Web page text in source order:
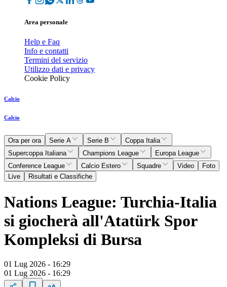
Area personale
Help e Faq
Info e contatti
Termini del servizio
Utilizzo dati e privacy
Cookie Policy
Calcio
Calcio
Ora per ora Serie A Serie B
Coppa Italia
Supercoppa Italiana
Champions League
Europa League
Conference League
Calcio Estero Squadre Video
Foto
Live
Risultati e Classifiche
Nations League: Turchia-Italia
si giocherà all'Atatürk Spor
Kompleksi di Bursa
01 Lug 2026 - 16:29
01 Lug 2026 - 16:29